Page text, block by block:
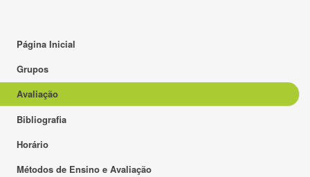
Página Inicial
Grupos
Avaliação
Bibliografia
Horário
Métodos de Ensino e Avaliação